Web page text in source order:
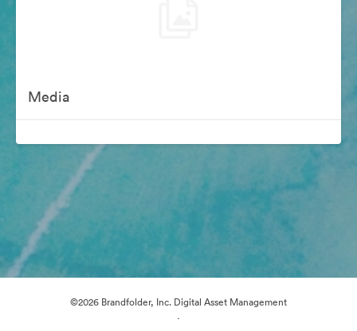
Media
©2026 Brandfolder, Inc. Digital Asset Management
·